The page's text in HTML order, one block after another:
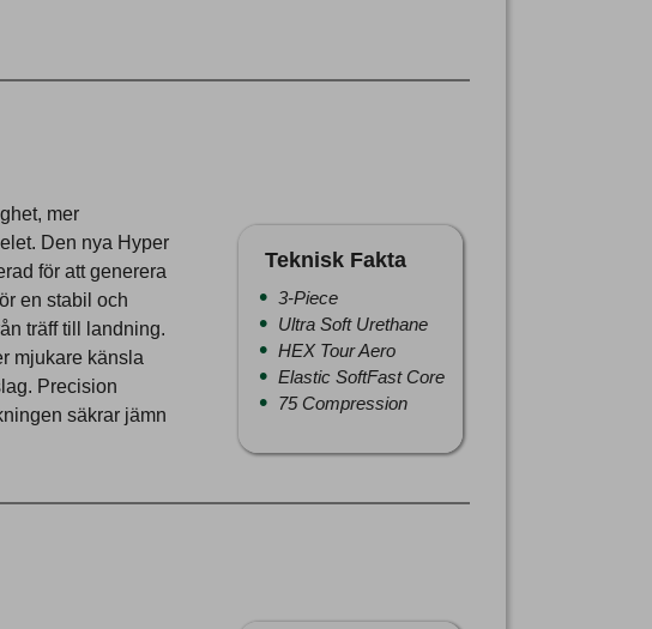
mer
Den nya Hyper
för att generera
en stabil och
träff till landning.
mjukare känsla
Precision
säkrar jämn
Teknisk Fakta
3-Piece
Ultra Soft Urethane
HEX Tour Aero
Elastic SoftFast Core
75 Compression